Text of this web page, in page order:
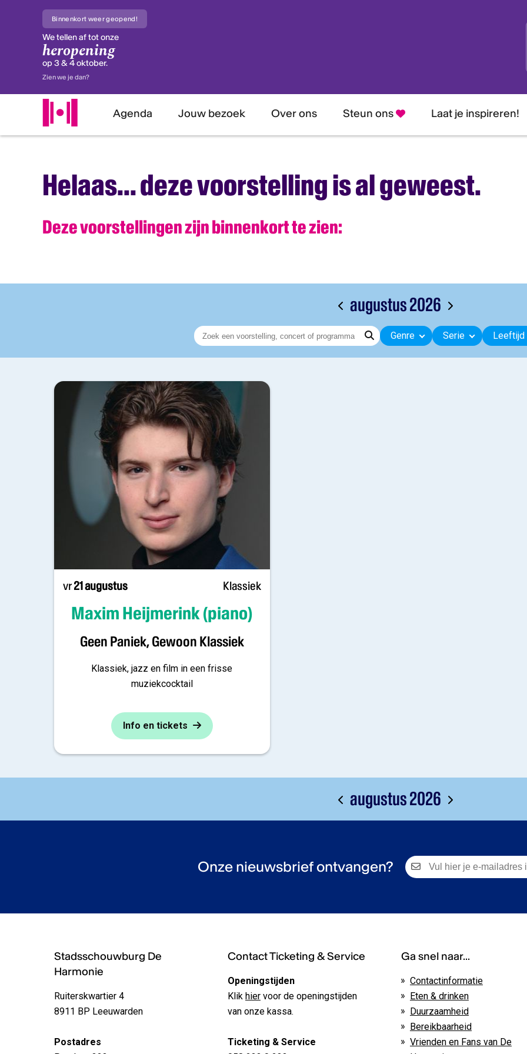
Binnenkort weer geopend!
We tellen af tot onze
heropening
op 3 & 4 oktober.
Zien we je dan?
Agenda Jouw bezoek Over ons Steun ons Laat je inspireren!
Helaas... deze voorstelling is al geweest.
Deze voorstellingen zijn binnenkort te zien:
augustus 2026
Genre Serie Leeftijd
vr21 augustus Klassiek
Maxim Heijmerink (piano)
Geen Paniek, Gewoon Klassiek
Klassiek, jazz en film in een frisse
muziekcocktail
Info en tickets
augustus 2026
Onze nieuwsbrief ontvangen?
Stadsschouwburg De
Harmonie
Ruiterskwartier 4
8911 BP Leeuwarden
Postadres
Contact Ticketing & Service
Openingstijden
Klik hiervoor de openingstijden
van onze kassa.
Ticketing & Service
Ga snel naar...
Contactinformatie
Eten & drinken
Duurzaamheid
Bereikbaarheid
Vrienden en Fans van De